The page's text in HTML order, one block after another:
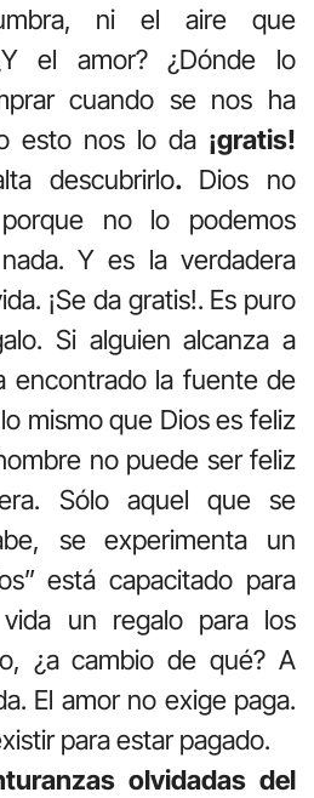
ni el aire que
el amor? ¿Dónde lo
cuando se nos ha
esto nos lo da ¡gratis!
descubrirlo. Dios no
no lo podemos
Y es la verdadera
¡Se da gratis!. Es puro
Si alguien alcanza a
encontrado la fuente de
mismo que Dios es feliz
no puede ser feliz
Sólo aquel que se
se experimenta un
está capacitado para
un regalo para los
¿a cambio de qué? A
El amor no exige paga.
para estar pagado.
olvidadas del